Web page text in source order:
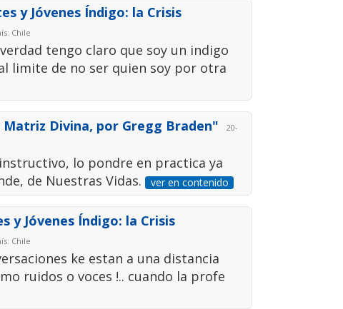
y Jóvenes Índigo: la Crisis
Chile
tengo claro que soy un indigo
limite de no ser quien soy por otra
Matriz Divina, por Gregg Braden"
20-
lo pondre en practica ya
de Nuestras Vidas. ver en contenido
y Jóvenes Índigo: la Crisis
Chile
ke estan a una distancia
ruidos o voces !.. cuando la profe